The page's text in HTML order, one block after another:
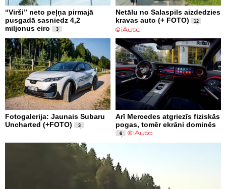
“Virši” neto peļņa pirmajā
pusgadā sasniedz 4,2
miljonus eiro
3
Netālu no Salaspils aizdedzies
kravas auto (+ FOTO)
12
Fotogalerija: Jaunais Subaru
Uncharted (+FOTO)
3
Arī Mercedes atgriezīs fiziskās
pogas, tomēr ekrāni dominēs
6